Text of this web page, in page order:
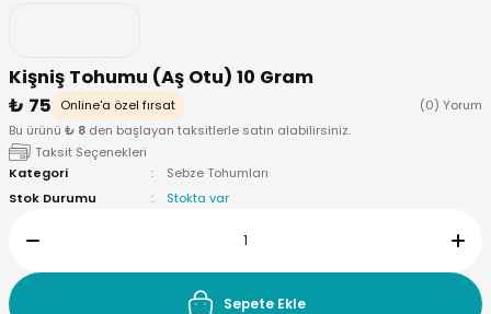
Kişniş Tohumu (Aş Otu) 10 Gram
₺ 75
Online'a özel fırsat
(0) Yorum
Bu ürünü ₺ 8 den başlayan taksitlerle satın alabilirsiniz.
Taksit Seçenekleri
Kategori
Sebze Tohumları
Stok Durumu
Stokta var
Sepete Ekle
Ürünleri